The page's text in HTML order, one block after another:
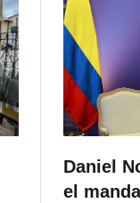
Daniel
el